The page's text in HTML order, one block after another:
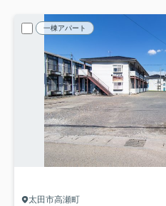
一棟アパート
太田市高瀬町